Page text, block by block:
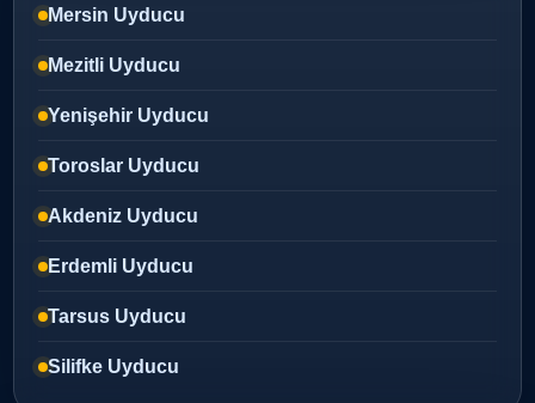
Mersin Uyducu
Mezitli Uyducu
Yenişehir Uyducu
Toroslar Uyducu
Akdeniz Uyducu
Erdemli Uyducu
Tarsus Uyducu
Silifke Uyducu